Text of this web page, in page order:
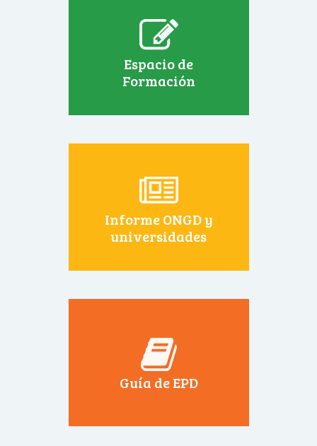
Espacio de
Formación
Informe ONGD y
universidades
Guía de EPD